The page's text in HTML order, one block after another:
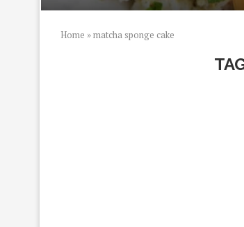
Home »matcha sponge cake